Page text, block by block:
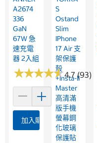
A2674
336
GaN
67W 急
速充電
器 2入組
★★★★★
★★★★★4.7 (93)
加入購物車
S
Ostand
Slim
IPhone
17 Air 支
架保護
殼
+Insta-II
Master
高清滿
版手機
螢幕鋼
化玻璃
保護貼